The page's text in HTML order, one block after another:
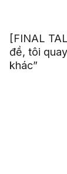
[FINAL
đề, tôi
khác”